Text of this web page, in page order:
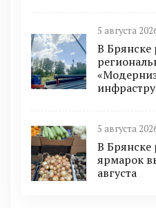
5 августа
В Брянске
5 августа
В Брянске
ярмарок
августа